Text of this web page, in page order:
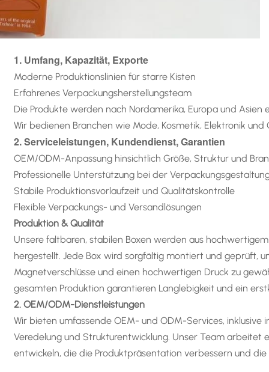
1. Umfang, Kapazität, Exporte
Moderne Produktionslinien für starre Kisten
Erfahrenes Verpackungsherstellungsteam
Die Produkte werden nach Nordamerika, Europa und Asien
Wir bedienen Branchen wie Mode, Kosmetik, Elektronik
2. Serviceleistungen, Kundendienst, Garantien
OEM/ODM-Anpassung hinsichtlich Größe, Struktur und
Professionelle Unterstützung bei der
Stabile Produktionsvorlaufzeit und Qualitätskontrolle
Flexible Verpackungs- und Versandlösungen
Produktion & Qualität
Unsere faltbaren, stabilen Boxen werden aus
hergestellt. Jede Box wird sorgfältig montiert und geprüft,
Magnetverschlüsse und einen hochwertigen Druck zu
gesamten Produktion garantieren Langlebigkeit und ein
2. OEM/ODM-Dienstleistungen
Wir bieten umfassende OEM- und ODM-Services, inklusive
Veredelung und Strukturentwicklung. Unser Team arbeitet
entwickeln, die die Produktpräsentation verbessern und